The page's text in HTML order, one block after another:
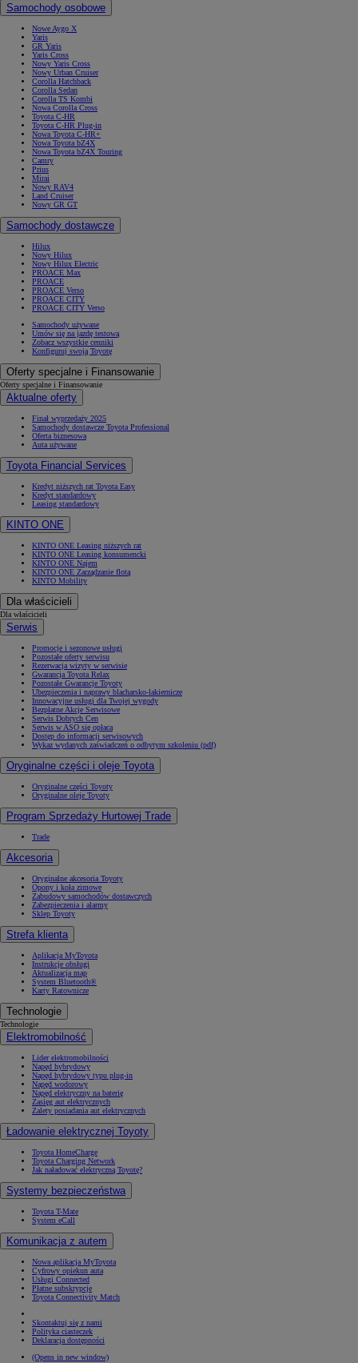
Samochody osobowe
Nowe Aygo X
Yaris
GR Yaris
Yaris Cross
Nowy Yaris Cross
Nowy Urban Cruiser
Corolla Hatchback
Corolla Sedan
Corolla TS Kombi
Nowa Corolla Cross
Toyota C-HR
Toyota C-HR Plug-in
Nowa Toyota C-HR+
Nowa Toyota bZ4X
Nowa Toyota bZ4X Touring
Camry
Prius
Mirai
Nowy RAV4
Land Cruiser
Nowy GR GT
Samochody dostawcze
Hilux
Nowy Hilux
Nowy Hilux Electric
PROACE Max
PROACE
PROACE Verso
PROACE CITY
PROACE CITY Verso
Samochody używane
Umów się na jazdę testową
Zobacz wszystkie cenniki
Konfiguruj swoją Toyotę
Oferty specjalne i Finansowanie
Oferty specjalne i Finansowanie
Aktualne oferty
Finał wyprzedaży 2025
Samochody dostawcze Toyota Professional
Oferta biznesowa
Auta używane
Toyota Financial Services
Kredyt niższych rat Toyota Easy
Kredyt standardowy
Leasing standardowy
KINTO ONE
KINTO ONE Leasing niższych rat
KINTO ONE Leasing konsumencki
KINTO ONE Najem
KINTO ONE Zarządzanie flotą
KINTO Mobility
Dla właścicieli
Dla właścicieli
Serwis
Promocje i sezonowe usługi
Pozostałe oferty serwisu
Rezerwacja wizyty w serwisie
Gwarancja Toyota Relax
Pozostałe Gwarancje Toyoty
Ubezpieczenia i naprawy blacharsko-lakiernicze
Innowacyjne usługi dla Twojej wygody
Bezpłatne Akcje Serwisowe
Serwis Dobrych Cen
Serwis w ASO się opłaca
Dostęp do informacji serwisowych
Wykaz wydanych zaświadczeń o odbytym szkoleniu (pdf)
Oryginalne części i oleje Toyota
Oryginalne części Toyoty
Oryginalne oleje Toyoty
Program Sprzedaży Hurtowej Trade
Trade
Akcesoria
Oryginalne akcesoria Toyoty
Opony i koła zimowe
Zabudowy samochodów dostawczych
Zabezpieczenia i alarmy
Sklep Toyoty
Strefa klienta
Aplikacja MyToyota
Instrukcje obsługi
Aktualizacja map
System Bluetooth®
Karty Ratownicze
Technologie
Technologie
Elektromobilność
Lider elektromobilności
Napęd hybrydowy
Napęd hybrydowy typu plug-in
Napęd wodorowy
Napęd elektryczny na baterię
Zasięg aut elektrycznych
Zalety posiadania aut elektrycznych
Ładowanie elektrycznej Toyoty
Toyota HomeCharge
Toyota Charging Network
Jak naładować elektryczną Toyotę?
Systemy bezpieczeństwa
Toyota T-Mate
System eCall
Komunikacja z autem
Nowa aplikacja MyToyota
Cyfrowy opiekun auta
Usługi Connected
Płatne subskrypcje
Toyota Connectivity Match
Skontaktuj się z nami
Polityka ciasteczek
Deklaracja dostępności
(Opens in new window)